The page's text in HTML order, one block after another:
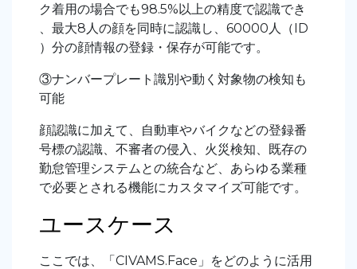
ク着用の場合でも98.5%以上の精度で認識でき
、最大8人の顔を同時に認識し、60000人（ID
）分の顔情報の登録・保存が可能です。
③ナンバープレート識別や動く対象物の検知も
可能
顔認識に加えて、自動車やバイクなどの登録番
号標の認識、不審者の侵入、火災検知、既存の
勤怠管理システムとの統合など、あらゆる業種
で必要とされる機能にカスタマイズ可能です。
ユースケース
ここでは、「CIVAMS.Face」をどのように活用